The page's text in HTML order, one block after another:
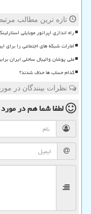
تازه ترین مطالب
راه اندازی اپراتور موبایلی
امارات شبکه های اجتماعی را برای
ملی پوشان والیبال ساحلی ایران
کدام حساب ها حذف شدند؟
نظرات بینندگان در
لطفا شما همدر